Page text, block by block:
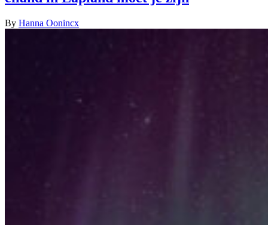
By Hanna Oonincx